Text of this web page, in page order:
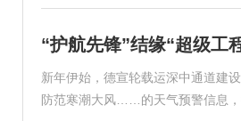
“护航先锋”结缘“超级工
新年伊始，德宣轮载运深中通道建
防范寒潮大风……的天气预警信息